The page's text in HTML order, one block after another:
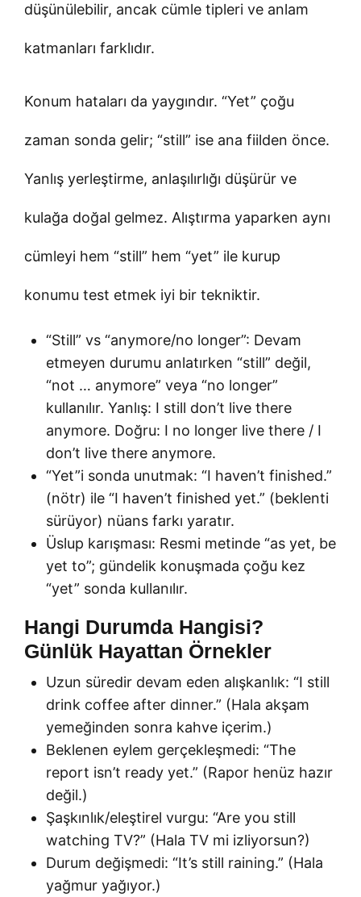
düşünülebilir, ancak cümle tipleri ve anlam
katmanları farklıdır.
Konum hataları da yaygındır. “Yet” çoğu
zaman sonda gelir; “still” ise ana fiilden önce.
Yanlış yerleştirme, anlaşılırlığı düşürür ve
kulağa doğal gelmez. Alıştırma yaparken aynı
cümleyi hem “still” hem “yet” ile kurup
konumu test etmek iyi bir tekniktir.
“Still” vs “anymore/no longer”: Devam
etmeyen durumu anlatırken “still” değil,
“not … anymore” veya “no longer”
kullanılır. Yanlış: I still don’t live there
anymore. Doğru: I no longer live there / I
don’t live there anymore.
“Yet”i sonda unutmak: “I haven’t finished.”
(nötr) ile “I haven’t finished yet.” (beklenti
sürüyor) nüans farkı yaratır.
Üslup karışması: Resmi metinde “as yet, be
yet to”; gündelik konuşmada çoğu kez
“yet” sonda kullanılır.
Hangi Durumda Hangisi?
Günlük Hayattan Örnekler
Uzun süredir devam eden alışkanlık: “I still
drink coffee after dinner.” (Hala akşam
yemeğinden sonra kahve içerim.)
Beklenen eylem gerçekleşmedi: “The
report isn’t ready yet.” (Rapor henüz hazır
değil.)
Şaşkınlık/eleştirel vurgu: “Are you still
watching TV?” (Hala TV mi izliyorsun?)
Durum değişmedi: “It’s still raining.” (Hala
yağmur yağıyor.)